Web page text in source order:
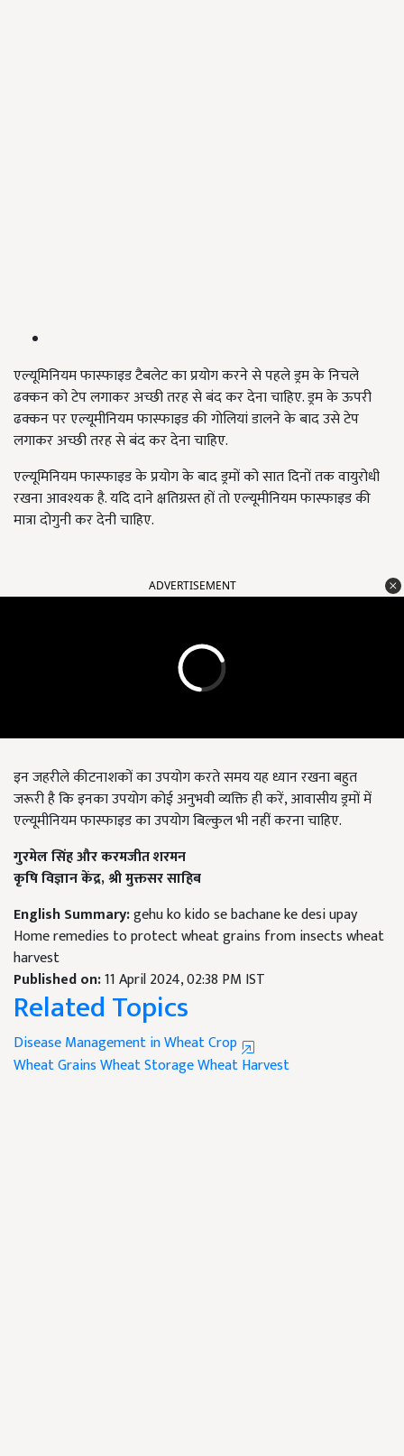
एल्यूमिनियम फास्फाइड टैबलेट का प्रयोग करने से पहले ड्रम के निचले
ढक्कन को टेप लगाकर अच्छी तरह से बंद कर देना चाहिए. ड्रम के ऊपरी
ढक्कन पर एल्यूमीनियम फास्फाइड की गोलियां डालने के बाद उसे टेप
लगाकर अच्छी तरह से बंद कर देना चाहिए.
एल्यूमिनियम फास्फाइड के प्रयोग के बाद ड्रमों को सात दिनों तक वायुरोधी
रखना आवश्यक है. यदि दाने क्षतिग्रस्त हों तो एल्यूमीनियम फास्फाइड की
मात्रा दोगुनी कर देनी चाहिए.
ADVERTISEMENT
इन जहरीले कीटनाशकों का उपयोग करते समय यह ध्यान रखना बहुत
जरूरी है कि इनका उपयोग कोई अनुभवी व्यक्ति ही करें, आवासीय ड्रमों में
एल्यूमीनियम फास्फाइड का उपयोग बिल्कुल भी नहीं करना चाहिए.
गुरमेल सिंह और करमजीत शरमन
कृषि विज्ञान केंद्र,श्री मुक्तसर साहिब
English Summary:gehu ko kido se bachane ke desi upay
Home remedies to protect wheat grains from insects wheat
harvest
Published on:11 April 2024, 02:38 PM IST
Related Topics
Disease Management in Wheat Crop
Wheat GrainsWheat StorageWheat Harvest